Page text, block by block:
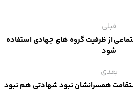
قبلی
از ظرفیت گروه های جهادی استفاده
شود
بعدی
همسرانشان نبود شهادتی هم نبود